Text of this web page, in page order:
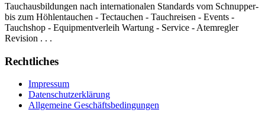
Tauchausbildungen nach internationalen Standards vom Schnupper-
bis zum Höhlentauchen - Tectauchen - Tauchreisen - Events -
Tauchshop - Equipmentverleih Wartung - Service - Atemregler
Revision . . .
Rechtliches
Impressum
Datenschutzerklärung
Allgemeine Geschäftsbedingungen